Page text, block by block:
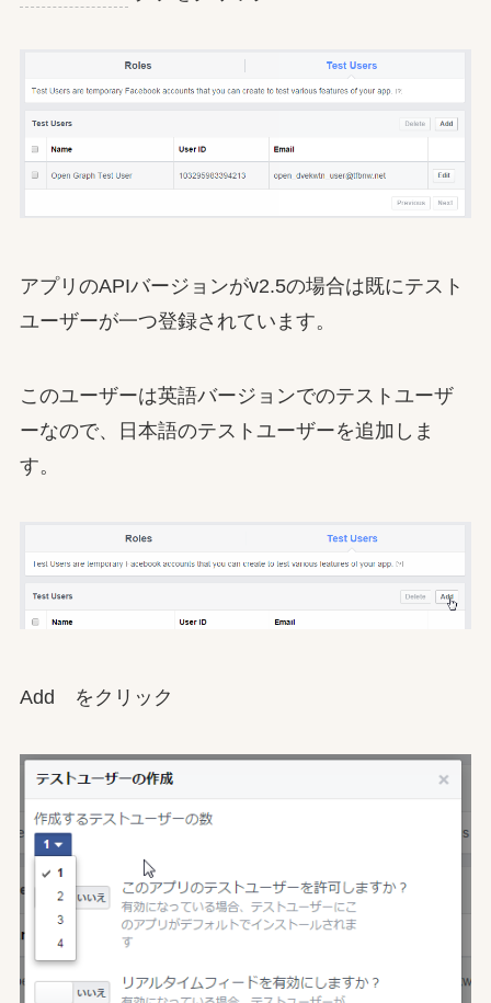
アプリのAPIバージョンがv2.5の場合は既にテスト
ユーザーが一つ登録されています。
このユーザーは英語バージョンでのテストユーザ
ーなので、日本語のテストユーザーを追加しま
す。
Add をクリック